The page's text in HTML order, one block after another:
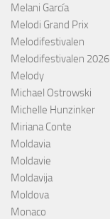
Melani García
Melodi Grand Prix
Melodifestivalen
Melodifestivalen 2026
Melody
Michael Ostrowski
Michelle Hunzinker
Miriana Conte
Moldavia
Moldavie
Moldavija
Moldova
Monaco